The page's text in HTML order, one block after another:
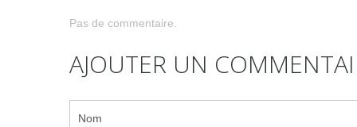
Pas de commentaire.
AJOUTER UN